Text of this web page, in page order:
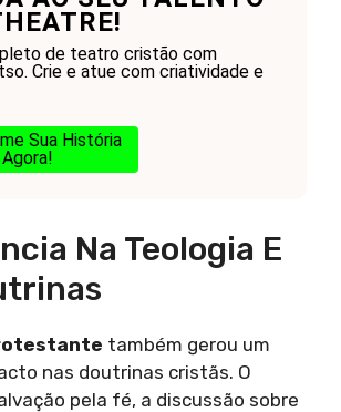
de teatro cristão com
Crie e atue com criatividade e
Sua História
Agora!
Na Teologia E
também gerou um
nas doutrinas cristãs. O
pela fé, a discussão sobre